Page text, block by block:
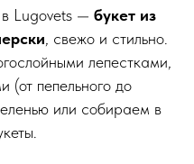
Lugovets — букет из
, свежо и стильно.
лепестками,
(от пепельного до
или собираем в